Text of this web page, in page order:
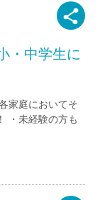
・中学生に
家庭においてそ
・未経験の方も